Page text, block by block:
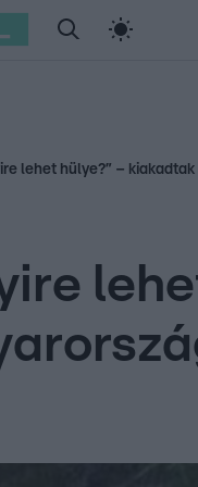
István Most Wanted
lehet hülye?” –